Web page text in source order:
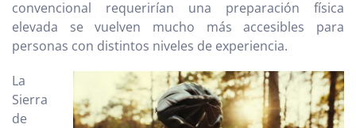
convencional requerirían una preparación física
elevada se vuelven mucho más accesibles para
personas con distintos niveles de experiencia.
La
Sierra
de